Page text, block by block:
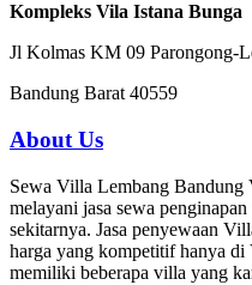
Kompleks Vila Istana Bunga
Jl Kolmas KM 09 Parongong-
Bandung Barat 40559
About Us
Sewa Villa Lembang
melayani jasa sewa
sekitarnya. Jasa penyewaan
harga yang kompetitif hanya
memiliki beberapa villa yang